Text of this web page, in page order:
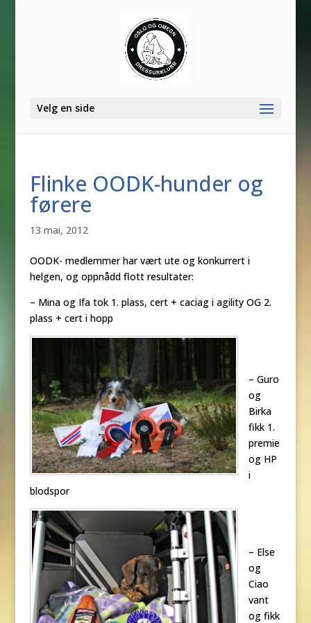
Velg en side
Flinke OODK-hunder og
førere
13 mai, 2012
OODK- medlemmer har vært ute og konkurrert i
helgen, og oppnådd flott resultater:
– Mina og Ifa tok 1. plass, cert + caciag i agility OG 2.
plass + cert i hopp
– Guro
og
Birka
fikk 1.
premie
og HP
i
blodspor
– Else
og
Ciao
vant
og fikk